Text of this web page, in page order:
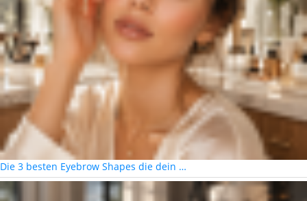
Die 3 besten Eyebrow Shapes die dein …